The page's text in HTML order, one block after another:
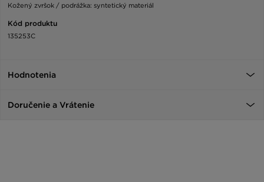
Kožený zvršok / podrážka: syntetický materiál
Kód produktu
135253C
Hodnotenia
Doručenie a Vrátenie